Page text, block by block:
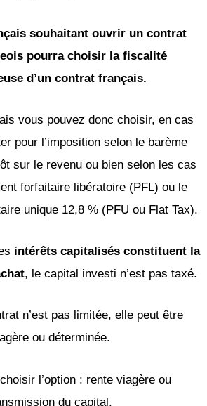
souhaitant ouvrir un contrat
pourra choisir la fiscalité
d’un contrat français.
vous pouvez donc choisir, en cas
pour l’imposition selon le barème
sur le revenu ou bien selon les cas
forfaitaire libératoire (PFL) ou le
unique 12,8 % (PFU ou Flat Tax).
intérêts capitalisés constituent la
, le capital investi n’est pas taxé.
n’est pas limitée, elle peut être
ou déterminée.
l’option : rente viagère ou
du capital.